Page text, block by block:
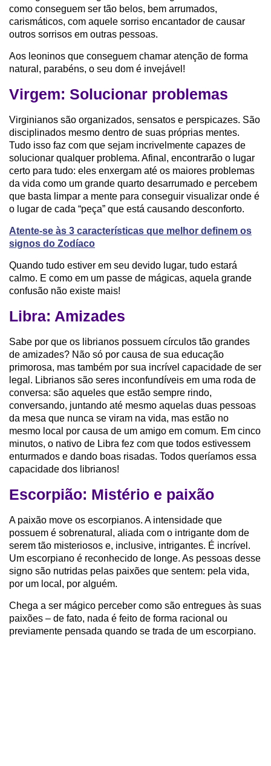
como conseguem ser tão belos, bem arrumados,
carismáticos, com aquele sorriso encantador de causar
outros sorrisos em outras pessoas.
Aos leoninos que conseguem chamar atenção de forma
natural, parabéns, o seu dom é invejável!
Virgem: Solucionar problemas
Virginianos são organizados, sensatos e perspicazes. São
disciplinados mesmo dentro de suas próprias mentes.
Tudo isso faz com que sejam incrivelmente capazes de
solucionar qualquer problema. Afinal, encontrarão o lugar
certo para tudo: eles enxergam até os maiores problemas
da vida como um grande quarto desarrumado e percebem
que basta limpar a mente para conseguir visualizar onde é
o lugar de cada “peça” que está causando desconforto.
Atente-se às 3 características que melhor definem os
signos do Zodíaco
Quando tudo estiver em seu devido lugar, tudo estará
calmo. E como em um passe de mágicas, aquela grande
confusão não existe mais!
Libra: Amizades
Sabe por que os librianos possuem círculos tão grandes
de amizades? Não só por causa de sua educação
primorosa, mas também por sua incrível capacidade de ser
legal. Librianos são seres inconfundíveis em uma roda de
conversa: são aqueles que estão sempre rindo,
conversando, juntando até mesmo aquelas duas pessoas
da mesa que nunca se viram na vida, mas estão no
mesmo local por causa de um amigo em comum. Em cinco
minutos, o nativo de Libra fez com que todos estivessem
enturmados e dando boas risadas. Todos queríamos essa
capacidade dos librianos!
Escorpião: Mistério e paixão
A paixão move os escorpianos. A intensidade que
possuem é sobrenatural, aliada com o intrigante dom de
serem tão misteriosos e, inclusive, intrigantes. É incrível.
Um escorpiano é reconhecido de longe. As pessoas desse
signo são nutridas pelas paixões que sentem: pela vida,
por um local, por alguém.
Chega a ser mágico perceber como são entregues às suas
paixões – de fato, nada é feito de forma racional ou
previamente pensada quando se trada de um escorpiano.